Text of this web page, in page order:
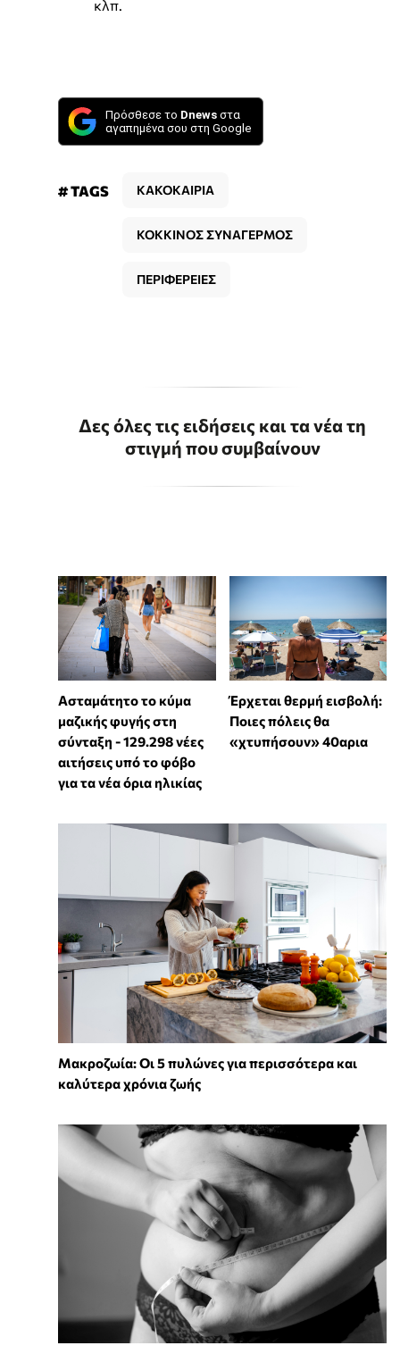
κλπ.
Πρόσθεσε το Dnews στα
αγαπημένα σου στη Google
# TAGS ΚΑΚΟΚΑΙΡΙΑ
ΚΟΚΚΙΝΟΣ ΣΥΝΑΓΕΡΜΟΣ
ΠΕΡΙΦΕΡΕΙΕΣ
Δες όλες τις ειδήσεις και τα νέα τη
στιγμή που συμβαίνουν
Ασταμάτητο το κύμα
μαζικής φυγής στη
σύνταξη - 129.298 νέες
αιτήσεις υπό το φόβο
για τα νέα όρια ηλικίας
Έρχεται θερμή εισβολή:
Ποιες πόλεις θα
«χτυπήσουν» 40αρια
Mακροζωία: Οι 5 πυλώνες για περισσότερα και
καλύτερα χρόνια ζωής